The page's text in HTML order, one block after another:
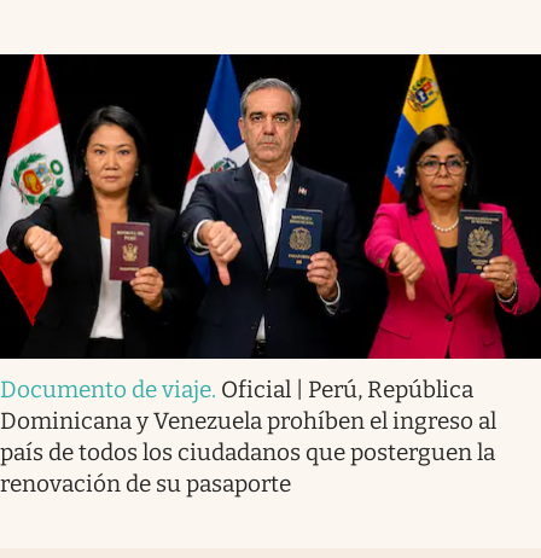
Documento de viaje. Oficial | Perú, República
Dominicana y Venezuela prohíben el ingreso al
país de todos los ciudadanos que posterguen la
renovación de su pasaporte